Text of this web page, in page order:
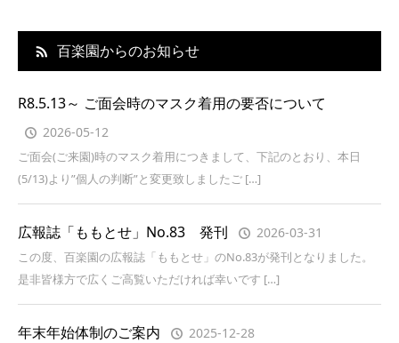
百楽園からのお知らせ
R8.5.13～ ご面会時のマスク着用の要否について
2026-05-12
ご面会(ご来園)時のマスク着用につきまして、下記のとおり、本日
(5/13)より”個人の判断”と変更致しましたご […]
広報誌「ももとせ」No.83 発刊 2026-03-31
この度、百楽園の広報誌「ももとせ」のNo.83が発刊となりました。
是非皆様方で広くご高覧いただければ幸いです […]
年末年始体制のご案内 2025-12-28